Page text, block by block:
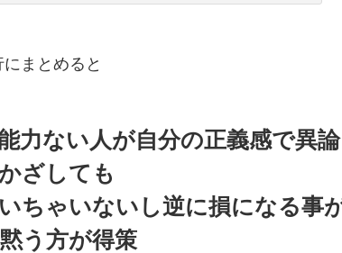
まとめると
力ない人が自分の正義感で異
ざしても
ちゃいないし逆に損になる事
う方が得策